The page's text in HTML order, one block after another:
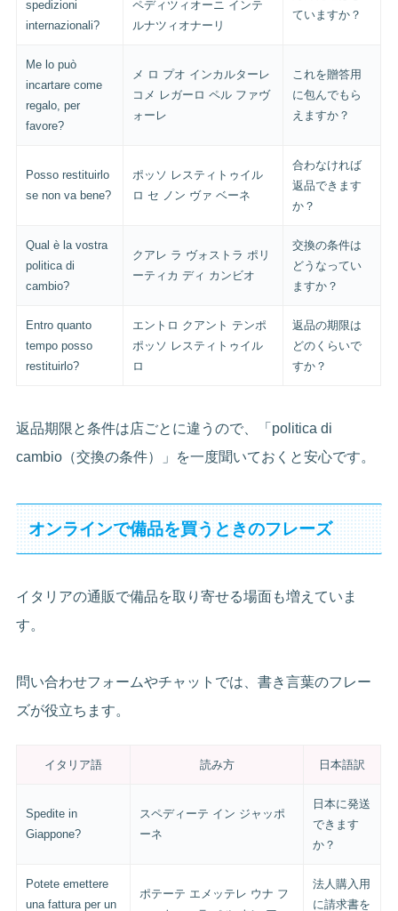
spedizioni
internazionali?
ペディツィオーニ インテ
ルナツィオナーリ
ていますか？
Me lo può
incartare come
regalo, per
favore?
メ ロ プオ インカルターレ
コメ レガーロ ペル ファヴ
ォーレ
これを贈答用
に包んでもら
えますか？
Posso restituirlo
se non va bene?
ポッソ レスティトゥイル
ロ セ ノン ヴァ ベーネ
合わなければ
返品できます
か？
Qual è la vostra
politica di
cambio?
クアレ ラ ヴォストラ ポリ
ーティカ ディ カンビオ
交換の条件は
どうなってい
ますか？
Entro quanto
tempo posso
restituirlo?
エントロ クアント テンポ
ポッソ レスティトゥイル
ロ
返品の期限は
どのくらいで
すか？
返品期限と条件は店ごとに違うので、「politica di
cambio（交換の条件）」を一度聞いておくと安心です。
オンラインで備品を買うときのフレーズ
イタリアの通販で備品を取り寄せる場面も増えていま
す。
問い合わせフォームやチャットでは、書き言葉のフレー
ズが役立ちます。
イタリア語 読み方 日本語訳
Spedite in
Giappone?
スペディーテ イン ジャッポ
ーネ
日本に発送
できます
か？
Potete emettere
una fattura per un
ポテーテ エメッテレ ウナ フ
法人購入用
に請求書を